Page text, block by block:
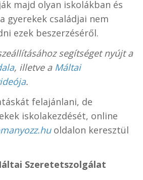
majd olyan iskolákban és
gyerekek családjai nem
ezek beszerzéséről.
segítséget nyújt a
, illetve a Máltai
.
felajánlani, de
iskolakezdését, online
oldalon keresztül
Szeretetszolgálat